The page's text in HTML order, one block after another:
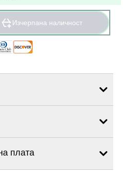
Изчерпана наличност
плата